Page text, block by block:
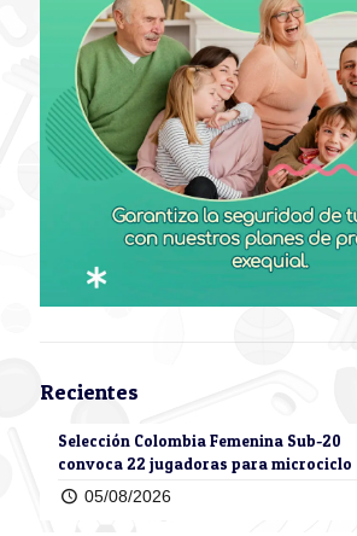
Recientes
Selección Colombia Femenina Sub-20
convoca 22 jugadoras para microciclo
05/08/2026